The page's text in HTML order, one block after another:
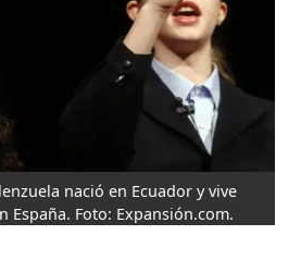
nació en Ecuador y vive
España. Foto: Expansión.com.